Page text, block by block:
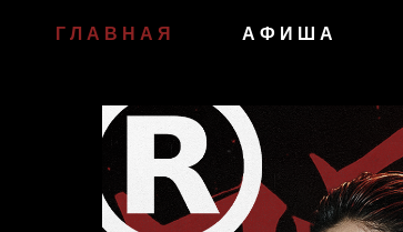
ГЛАВНАЯ АФИША